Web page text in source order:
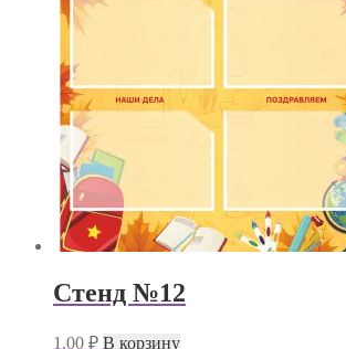
Стенд №12
1.00 ₽ В корзину